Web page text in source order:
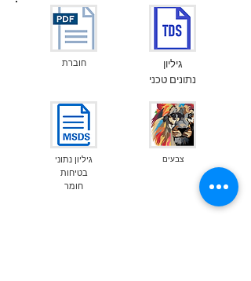
חוברת
גיליון נתוני
בטיחות
חומר
גיליון
נתונים טכני
צבעים
Food Contact Compliance